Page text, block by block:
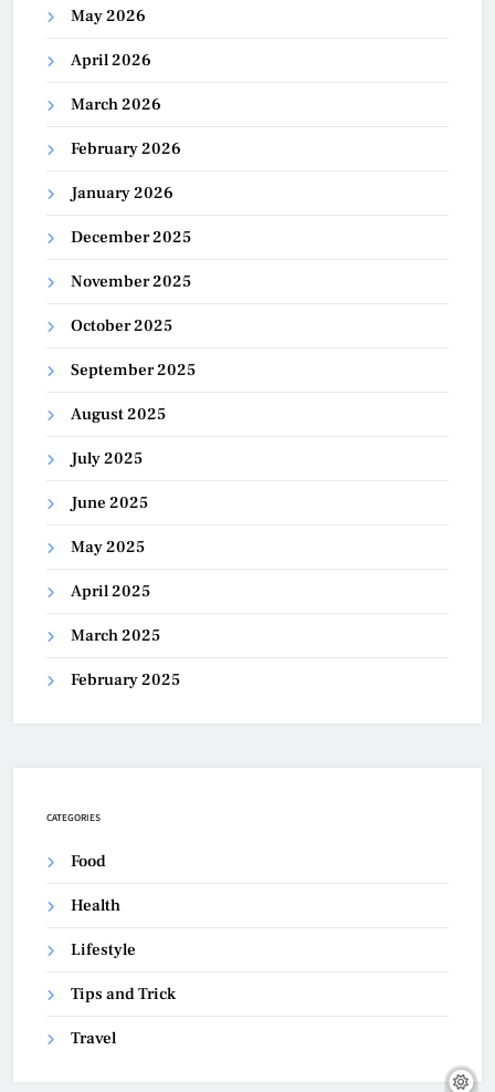
May 2026
April 2026
March 2026
February 2026
January 2026
December 2025
November 2025
October 2025
September 2025
August 2025
July 2025
June 2025
May 2025
April 2025
March 2025
February 2025
CATEGORIES
Food
Health
Lifestyle
Tips and Trick
Travel